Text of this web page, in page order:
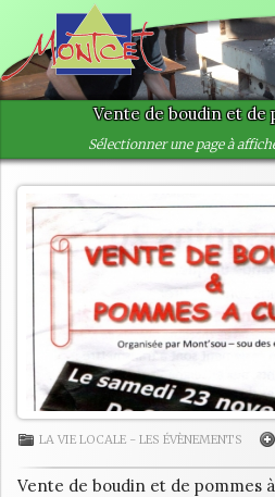
Vente de boudin et de
LA VIE LOCALE - LES ÉVÈNEMENTS
Vente de boudin et de pommes